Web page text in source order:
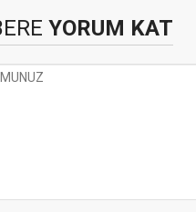
YORUM KAT